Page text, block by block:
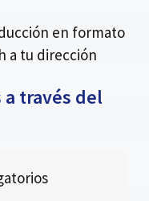
en formato
a tu dirección
través del